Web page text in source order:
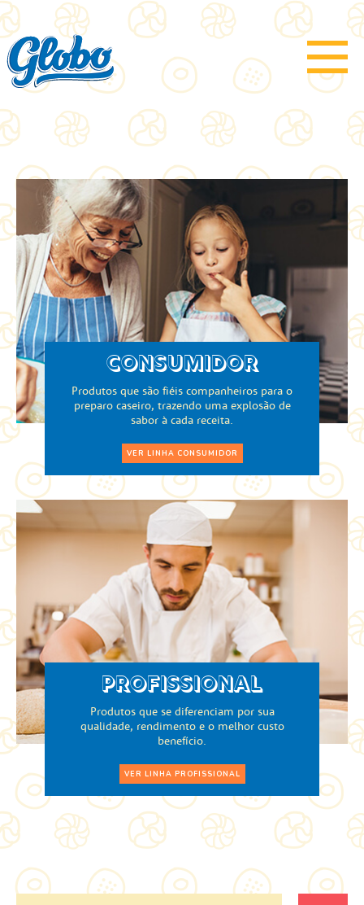
CONSUMIDOR
Produtos que são fiéis companheiros para o
preparo caseiro, trazendo uma explosão de
sabor à cada receita.
VER LINHA CONSUMIDOR
PROFISSIONAL
Produtos que se diferenciam por sua
qualidade, rendimento e o melhor custo
benefício.
VER LINHA PROFISSIONAL